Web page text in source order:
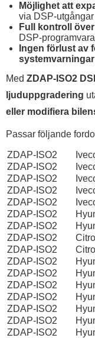
Möjlighet att
via DSP-utgångar
Full kontroll
DSP-
Ingen förlust av
systemvarningar
Med ZDAP-ISO2
ljuduppgradering
eller modifiera
Passar följande
ZDAP-ISO2
ZDAP-ISO2
ZDAP-ISO2
ZDAP-ISO2
ZDAP-ISO2
ZDAP-ISO2
ZDAP-ISO2
ZDAP-ISO2
ZDAP-ISO2
ZDAP-ISO2
ZDAP-ISO2
ZDAP-ISO2
ZDAP-ISO2
ZDAP-ISO2
ZDAP-ISO2
ZDAP-ISO2